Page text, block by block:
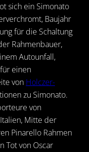
sich ein Simonato
Baujahr
für die Schaltung
Rahmenbauer,
Autounfall,
einen
von Holczer-
zu Simonato.
von
Mitte der
Pinarello Rahmen
Tot von Oscar